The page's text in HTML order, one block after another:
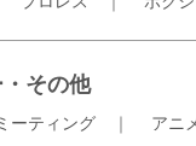
その他
ーティング ｜ アニ